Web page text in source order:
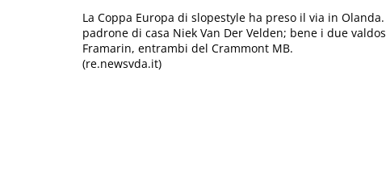
La Coppa Europa di slopestyle ha preso il via in
padrone di casa Niek Van Der Velden; bene i due
Framarin, entrambi del Crammont MB.
(re.newsvda.it)